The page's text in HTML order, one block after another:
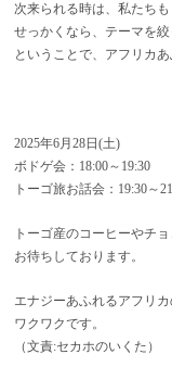
次来られる時は、私たち
せっかくなら、テーマを
ということで、アフリカ
2025年6月28日(土)
ボドゲ会：18:00～19:30
トーゴ旅お話会：19:30～
トーゴ産のコーヒーやチ
お待ちしております。
エナジーあふれるアフリ
ワクワクです。
（文責:セカホのいくた）